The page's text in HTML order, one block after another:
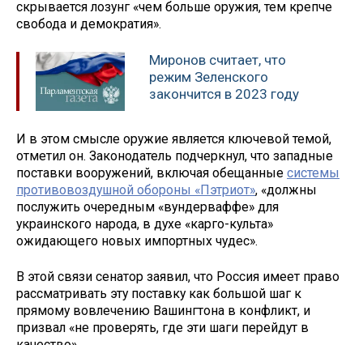
скрывается лозунг «чем больше оружия, тем крепче
свобода и демократия».
Миронов считает, что
режим Зеленского
закончится в 2023 году
И в этом смысле оружие является ключевой темой,
отметил он. Законодатель подчеркнул, что западные
поставки вооружений, включая обещанные системы
противовоздушной обороны «Пэтриот», «должны
послужить очередным «вундерваффе» для
украинского народа, в духе «карго-культа»
ожидающего новых импортных чудес».
В этой связи сенатор заявил, что Россия имеет право
рассматривать эту поставку как большой шаг к
прямому вовлечению Вашингтона в конфликт, и
призвал «не проверять, где эти шаги перейдут в